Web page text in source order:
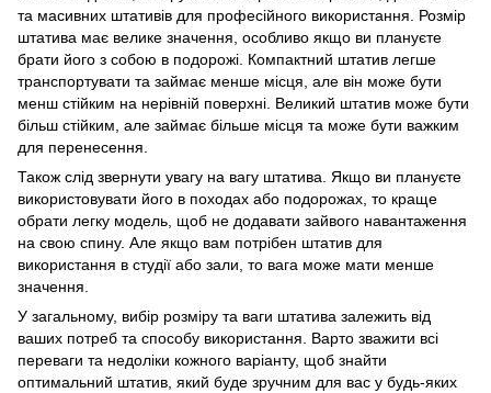
та масивних штативів для професійного використання. Розмір
штатива має велике значення, особливо якщо ви плануєте
брати його з собою в подорожі. Компактний штатив легше
транспортувати та займає менше місця, але він може бути
менш стійким на нерівній поверхні. Великий штатив може бути
більш стійким, але займає більше місця та може бути важким
для перенесення.
Також слід звернути увагу на вагу штатива. Якщо ви плануєте
використовувати його в походах або подорожах, то краще
обрати легку модель, щоб не додавати зайвого навантаження
на свою спину. Але якщо вам потрібен штатив для
використання в студії або зали, то вага може мати менше
значення.
У загальному, вибір розміру та ваги штатива залежить від
ваших потреб та способу використання. Варто зважити всі
переваги та недоліки кожного варіанту, щоб знайти
оптимальний штатив, який буде зручним для вас у будь-яких